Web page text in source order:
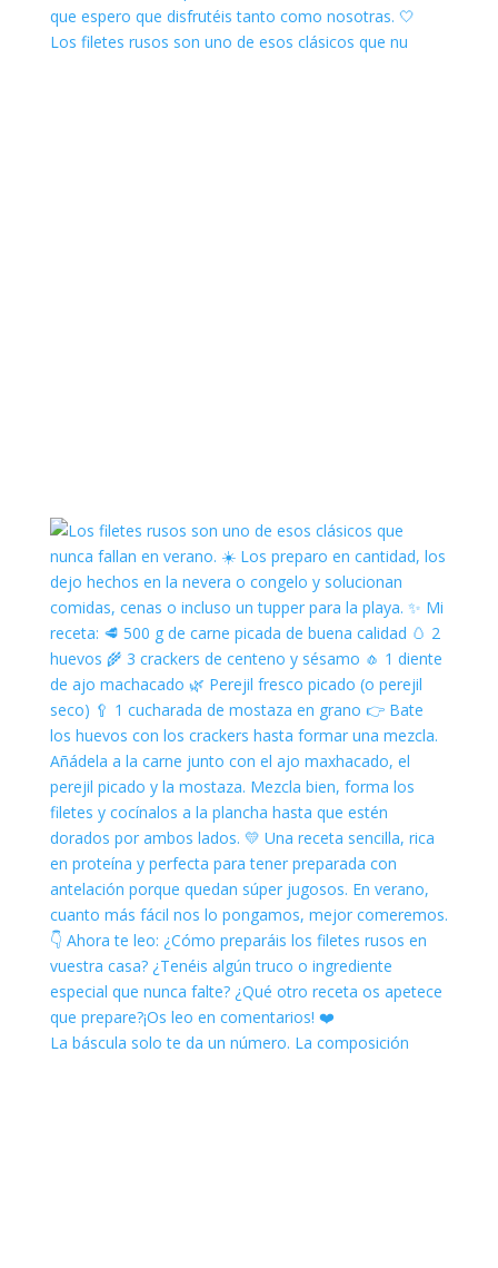
Los filetes rusos son uno de esos clásicos que nu
La báscula solo te da un número. La composición